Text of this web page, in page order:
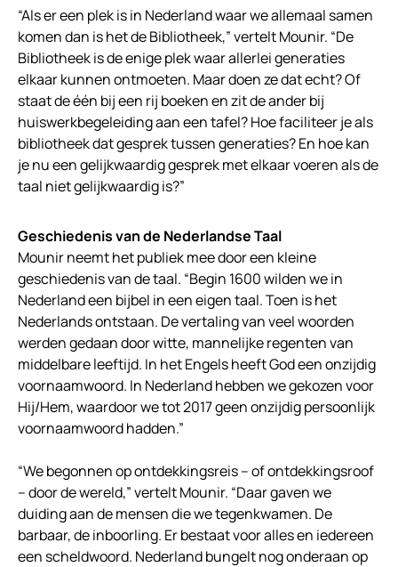
“Als er een plek is in Nederland waar we allemaal samen
komen dan is het de Bibliotheek,” vertelt Mounir. “De
Bibliotheek is de enige plek waar allerlei generaties
elkaar kunnen ontmoeten. Maar doen ze dat echt? Of
staat de één bij een rij boeken en zit de ander bij
huiswerkbegeleiding aan een tafel? Hoe faciliteer je als
bibliotheek dat gesprek tussen generaties? En hoe kan
je nu een gelijkwaardig gesprek met elkaar voeren als de
taal niet gelijkwaardig is?”
Geschiedenis van de Nederlandse Taal
Mounir neemt het publiek mee door een kleine
geschiedenis van de taal. “Begin 1600 wilden we in
Nederland een bijbel in een eigen taal. Toen is het
Nederlands ontstaan. De vertaling van veel woorden
werden gedaan door witte, mannelijke regenten van
middelbare leeftijd. In het Engels heeft God een onzijdig
voornaamwoord. In Nederland hebben we gekozen voor
Hij/Hem, waardoor we tot 2017 geen onzijdig persoonlijk
voornaamwoord hadden.”
“We begonnen op ontdekkingsreis – of ontdekkingsroof
– door de wereld,” vertelt Mounir. “Daar gaven we
duiding aan de mensen die we tegenkwamen. De
barbaar, de inboorling. Er bestaat voor alles en iedereen
een scheldwoord. Nederland bungelt nog onderaan op